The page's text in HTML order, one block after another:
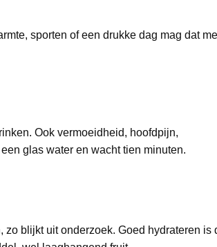
sporten of een drukke dag mag dat
Ook vermoeidheid, hoofdpijn,
glas water en wacht tien minuten.
blijkt uit onderzoek. Goed hydrateren is